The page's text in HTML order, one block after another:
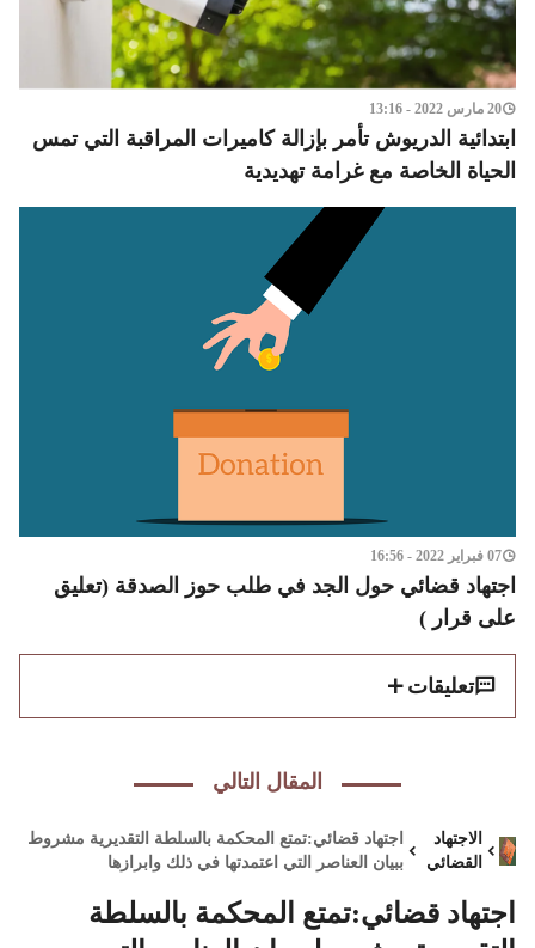
20 مارس 2022 - 13:16
ابتدائية الدريوش تأمر بإزالة كاميرات المراقبة التي تمس
الحياة الخاصة مع غرامة تهديدية
07 فبراير 2022 - 16:56
اجتهاد قضائي حول الجد في طلب حوز الصدقة (تعليق
على قرار )
تعليقات
المقال التالي
الاجتهاد
القضائي
اجتهاد قضائي:تمتع المحكمة بالسلطة التقديرية مشروط
ببيان العناصر التي اعتمدتها في ذلك وابرازها
اجتهاد قضائي:تمتع المحكمة بالسلطة